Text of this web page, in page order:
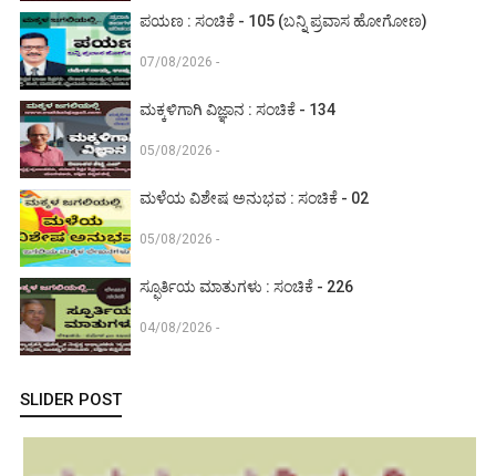
ಪಯಣ : ಸಂಚಿಕೆ - 105 (ಬನ್ನಿ ಪ್ರವಾಸ ಹೋಗೋಣ)
07/08/2026 -
ಮಕ್ಕಳಿಗಾಗಿ ವಿಜ್ಞಾನ : ಸಂಚಿಕೆ - 134
05/08/2026 -
ಮಳೆಯ ವಿಶೇಷ ಅನುಭವ : ಸಂಚಿಕೆ - 02
05/08/2026 -
ಸ್ಫೂರ್ತಿಯ ಮಾತುಗಳು : ಸಂಚಿಕೆ - 226
04/08/2026 -
SLIDER POST